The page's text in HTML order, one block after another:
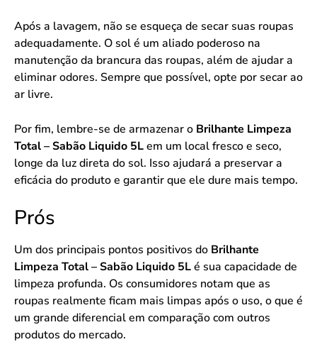
Após a lavagem, não se esqueça de secar suas roupas
adequadamente. O sol é um aliado poderoso na
manutenção da brancura das roupas, além de ajudar a
eliminar odores. Sempre que possível, opte por secar ao
ar livre.
Por fim, lembre-se de armazenar o Brilhante Limpeza
Total – Sabão Liquido 5Lem um local fresco e seco,
longe da luz direta do sol. Isso ajudará a preservar a
eficácia do produto e garantir que ele dure mais tempo.
Prós
Um dos principais pontos positivos do Brilhante
Limpeza Total – Sabão Liquido 5Lé sua capacidade de
limpeza profunda. Os consumidores notam que as
roupas realmente ficam mais limpas após o uso, o que é
um grande diferencial em comparação com outros
produtos do mercado.